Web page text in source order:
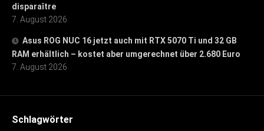
disparaître
7. August 2026
Asus ROG NUC 16 jetzt auch mit RTX 5070 Ti und 32 GB
RAM erhältlich – kostet aber umgerechnet über 2.680 Euro
7. August 2026
Schlagwörter